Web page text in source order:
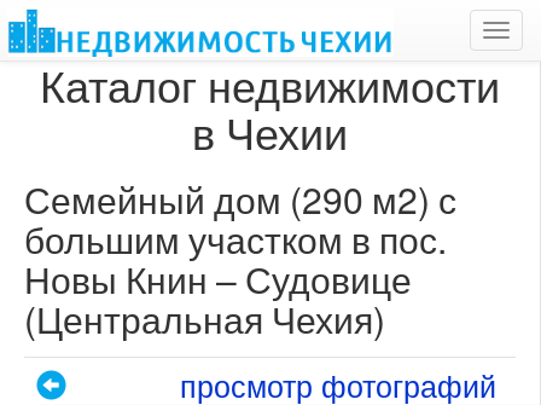
Каталог недвижимости
в Чехии
Семейный дом (290 м2) с
большим участком в пос.
Новы Книн – Судовице
(Центральная Чехия)
просмотр фотографий